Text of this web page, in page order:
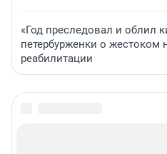
«Год преследовал и облил
петербурженки о жестоком
реабилитации